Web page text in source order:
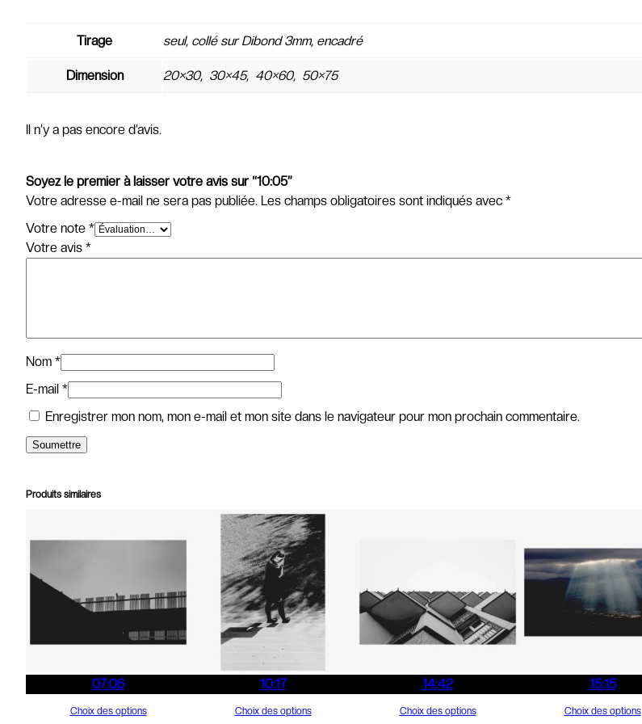
Tirage seul, collé sur Dibond 3mm, encadré
Dimension 20×30, 30×45, 40×60, 50×75
Il n’y a pas encore d’avis.
Soyez le premier à laisser votre avis sur “10:05”
Votre adresse e-mail ne sera pas publiée. Les champs obligatoires sont indiqués avec *
Votre note *
Votre avis *
Nom *
E-mail *
Enregistrer mon nom, mon e-mail et mon site dans le navigateur pour mon prochain commentaire.
Produits similaires
07:06
Choix des options
10:17
Choix des options
14:42
Choix des options
15:15
Choix des options